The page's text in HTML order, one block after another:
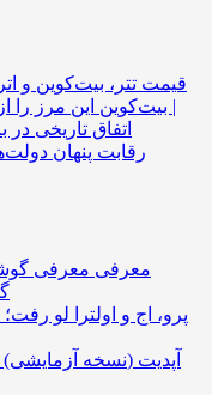
| بیت‌کوین این مرز را
اتفاق تاریخی
معرفی